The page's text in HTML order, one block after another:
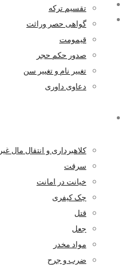
تقسیم ترکه
گواهی حصر وراثت
قیمومت
صدور حکم حجر
تغییر نام و تغییر سن
دعاوی داوری
کلاهبرداری و انتقال مال غیر
سرقت
خیانت در امانت
چک کیفری
قتل
جعل
مواد مخدر
ضرب و جرح
۱۳۹۸-۱۱-۱۶